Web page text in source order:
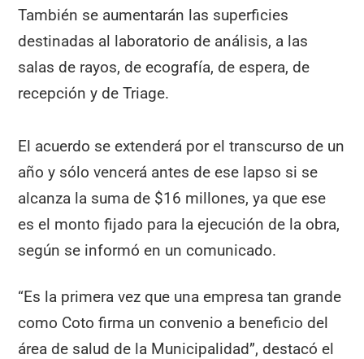
También se aumentarán las superficies
destinadas al laboratorio de análisis, a las
salas de rayos, de ecografía, de espera, de
recepción y de Triage.
El acuerdo se extenderá por el transcurso de un
año y sólo vencerá antes de ese lapso si se
alcanza la suma de $16 millones, ya que ese
es el monto fijado para la ejecución de la obra,
según se informó en un comunicado.
“Es la primera vez que una empresa tan grande
como Coto firma un convenio a beneficio del
área de salud de la Municipalidad”, destacó el